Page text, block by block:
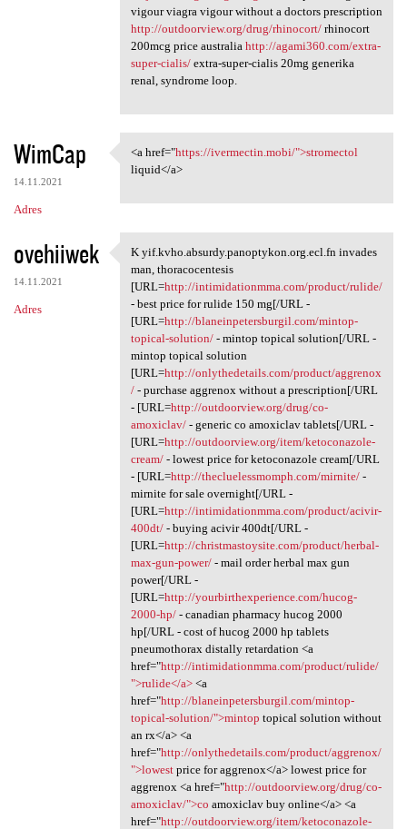
vigour viagra vigour without a doctors prescription
http://outdoorview.org/drug/rhinocort/rhinocort
200mcg price australia http://agami360.com/extra-
super-cialis/extra-super-cialis 20mg generika
renal, syndrome loop.
WimCap
14.11.2021
Adres
<a href="https://ivermectin
<a href="https://ivermectin.mobi/">stromectol
liquid</a>
ovehiiwek
14.11.2021
Adres
K yif.kvho.absurdy.panoptykon
K yif.kvho.absurdy.panoptykon.org.ecl.fn invades
man, thoracocentesis
[URL=http://intimidationmma.com/product/rulide/
- best price for rulide 150 mg[/URL -
[URL=http://blaneinpetersburgil.com/mintop-
topical-solution/- mintop topical solution[/URL -
mintop topical solution
[URL=http://onlythedetails.com/product/aggrenox
/- purchase aggrenox without a prescription[/URL
- [URL=http://outdoorview.org/drug/co-
amoxiclav/- generic co amoxiclav tablets[/URL -
[URL=http://outdoorview.org/item/ketoconazole-
cream/- lowest price for ketoconazole cream[/URL
- [URL=http://thecluelessmomph.com/mirnite/-
mirnite for sale overnight[/URL -
[URL=http://intimidationmma.com/product/acivir-
400dt/- buying acivir 400dt[/URL -
[URL=http://christmastoysite.com/product/herbal-
max-gun-power/- mail order herbal max gun
power[/URL -
[URL=http://yourbirthexperience.com/hucog-
2000-hp/- canadian pharmacy hucog 2000
hp[/URL - cost of hucog 2000 hp tablets
pneumothorax distally retardation <a
href="http://intimidationmma.com/product/rulide/
">rulide</a><a
href="http://blaneinpetersburgil.com/mintop-
topical-solution/">mintop topical solution without
an rx</a> <a
href="http://onlythedetails.com/product/aggrenox/
">lowestprice for aggrenox</a> lowest price for
aggrenox <a href="http://outdoorview.org/drug/co-
amoxiclav/">co amoxiclav buy online</a> <a
href="http://outdoorview.org/item/ketoconazole-